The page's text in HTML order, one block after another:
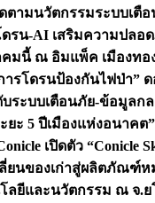
ดตามนวัตกรรมระบบเ
รน-AI เสริมความปลอ
มนี้ ณ อิมแพ็ค เมืองทอ
รโดรนป้องกันไฟป่า”
ระบบเตือนภัย-ข้อมูลก
ยะ 5 ปีเมืองแห่งอนาคต
เปิดตัว
ลี่ยนของเก่าสู่ผลิตภัณฑ์
ลยีและนวัตกรรม ณ จ.ย